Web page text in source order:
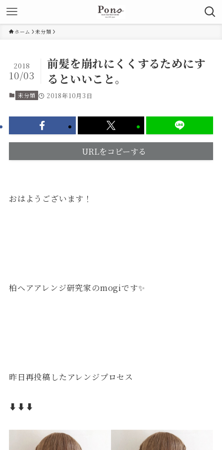
ホーム 未分類
前髪を崩れにくくするためにす
るといいこと。
2018
10/03
未分類 2018年10月3日
URLをコピーする
おはようございます！
柏ヘアアレンジ研究家のmogiです✨
昨日再投稿したアレンジプロセス
⬇︎⬇︎⬇︎